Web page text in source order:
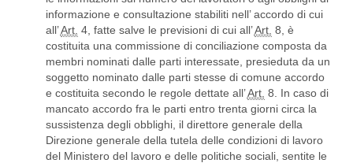
informazione e consultazione stabiliti nell’ accordo di cui
all’Art. 4, fatte salve le previsioni di cui all’Art. 8, è
costituita una commissione di conciliazione composta da
membri nominati dalle parti interessate, presieduta da un
soggetto nominato dalle parti stesse di comune accordo
e costituita secondo le regole dettate all’Art. 8. In caso di
mancato accordo fra le parti entro trenta giorni circa la
sussistenza degli obblighi, il direttore generale della
Direzione generale della tutela delle condizioni di lavoro
del Ministero del lavoro e delle politiche sociali, sentite le